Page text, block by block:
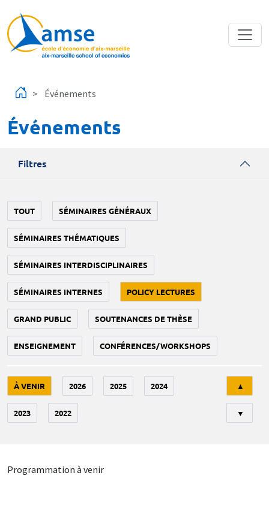
Événements
Événements
Filtres
TOUT SÉMINAIRES GÉNÉRAUX
SÉMINAIRES THÉMATIQUES
SÉMINAIRES INTERDISCIPLINAIRES
SÉMINAIRES INTERNES POLICY LECTURES
GRAND PUBLIC SOUTENANCES DE THÈSE
ENSEIGNEMENT CONFÉRENCES/WORKSHOPS
À VENIR 2026 2025 2024
2023 2022
▲
▼
Programmation à venir